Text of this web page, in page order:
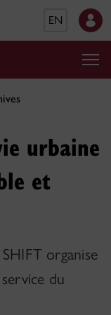
EN
urbaine
et
organise
du